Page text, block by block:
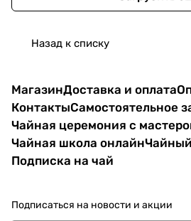
Назад к списку
МагазинДоставка и оплата
КонтактыСамостоятельное
Чайная церемония с
Чайная школа онлайн
Подписка на чай
Подписаться на новости и акции